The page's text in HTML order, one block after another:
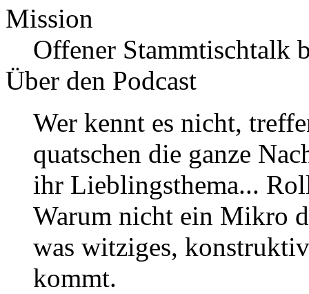
Mission
Offener Stammtischtalk
Über den Podcast
Wer kennt es nicht,
quatschen die ganze
ihr Lieblingsthema...
Warum nicht ein Mikro
was witziges,
kommt.